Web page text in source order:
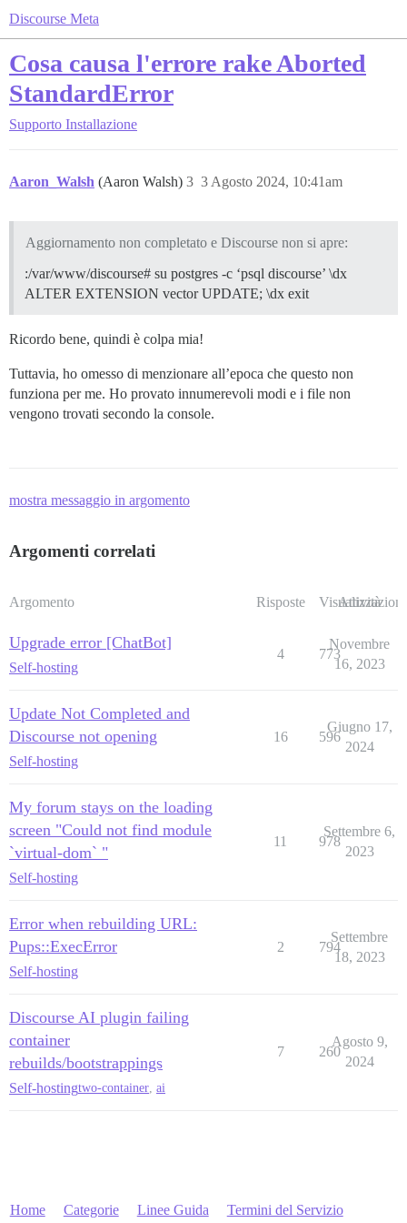
Discourse Meta
Cosa causa l'errore rake Aborted
StandardError
Supporto Installazione
Aaron_Walsh (Aaron Walsh) 3 Agosto 2024, 10:41am
3
Aggiornamento non completato e Discourse non si apre:
:/var/www/discourse# su postgres -c ‘psql discourse’ \dx
ALTER EXTENSION vector UPDATE; \dx exit
Ricordo bene, quindi è colpa mia!
Tuttavia, ho omesso di menzionare all’epoca che questo non
funziona per me. Ho provato innumerevoli modi e i file non
vengono trovati secondo la console.
mostra messaggio in argomento
Argomenti correlati
Argomento Risposte Visualizzazioni
Attività
Upgrade error [ChatBot]
Self-hosting
4 773
Novembre
16, 2023
Update Not Completed and
Discourse not opening
Self-hosting
16 596
Giugno 17,
2024
My forum stays on the loading
screen "Could not find module
`virtual-dom` "
Self-hosting
11 978
Settembre 6,
2023
Error when rebuilding URL:
Pups::ExecError
Self-hosting
2 794
Settembre
18, 2023
Discourse AI plugin failing
container
rebuilds/bootstrappings
Self-hostingtwo-container, ai
7 260
Agosto 9,
2024
Home Categorie Linee Guida Termini del Servizio